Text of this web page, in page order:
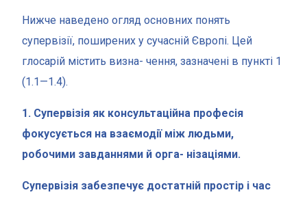
Нижче наведено огляд основних понять
супервізії, поширених у сучасній Європі. Цей
глосарій містить визна- чення, зазначені в пункті 1
(1.1—1.4).
1. Супервізія як консультаційна професія
фокусується на взаємодії між людьми,
робочими завданнями й орга- нізаціями.
Супервізія забезпечує достатній простір і час